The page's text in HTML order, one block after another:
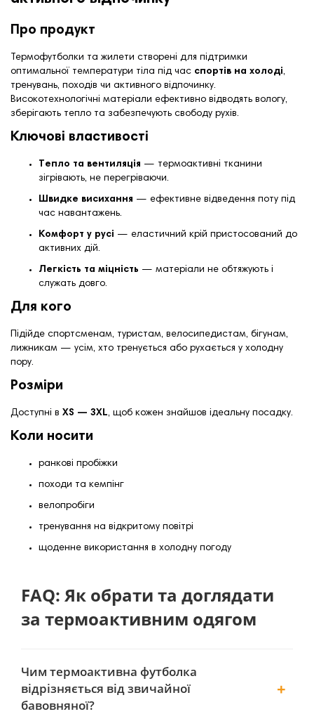
Про продукт
Термофутболки та жилети створені для підтримки
оптимальної температури тіла під час спортів на холоді,
тренувань, походів чи активного відпочинку.
Високотехнологічні матеріали ефективно відводять вологу,
зберігають тепло та забезпечують свободу рухів.
Ключові властивості
Тепло та вентиляція — термоактивні тканини
зігрівають, не перегріваючи.
Швидке висихання — ефективне відведення поту під
час навантажень.
Комфорт у русі — еластичний крій пристосований до
активних дій.
Легкість та міцність — матеріали не обтяжують і
служать довго.
Для кого
Підійде спортсменам, туристам, велосипедистам, бігунам,
лижникам — усім, хто тренується або рухається у холодну
пору.
Розміри
Доступні в XS — 3XL, щоб кожен знайшов ідеальну посадку.
Коли носити
ранкові пробіжки
походи та кемпінг
велопробіги
тренування на відкритому повітрі
щоденне використання в холодну погоду
FAQ: Як обрати та доглядати
за термоактивним одягом
Чим термоактивна футболка
відрізняється від звичайної
бавовняної?